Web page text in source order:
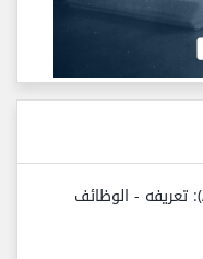
الذكاء الاصطناعي (AI): تعريفه - الوظائف